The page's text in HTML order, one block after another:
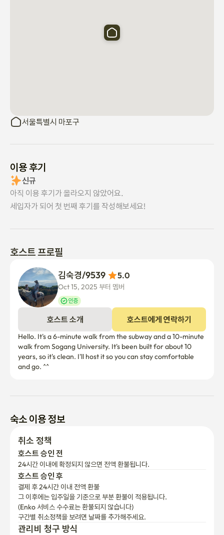
서울특별시 마포구
이용 후기
신규
아직 이용 후기가 올라오지 않았어요.
세입자가 되어 첫 번째 후기를 작성해보세요!
호스트 프로필
5.0
Oct 15, 2025 부터 멤버
인증
호스트 소개 호스트에게 연락하기
Hello. It's a 6-minute walk from the subway and a 10-minute
walk from Sogang University. It's been built for about 10
years, so it's clean. I'll host it so you can stay comfortable
and go. ^^
숙소 이용 정보
취소 정책
호스트 승인 전
24시간 이내에 확정되지 않으면 전액 환불됩니다.
호스트 승인 후
결제 후 24시간 이내 전액 환불
그 이후에는 입주일을 기준으로 부분 환불이 적용됩니다.
(Enko 서비스 수수료는 환불되지 않습니다)
구간별 취소정책을 보려면 날짜를 추가해주세요.
관리비 청구 방식